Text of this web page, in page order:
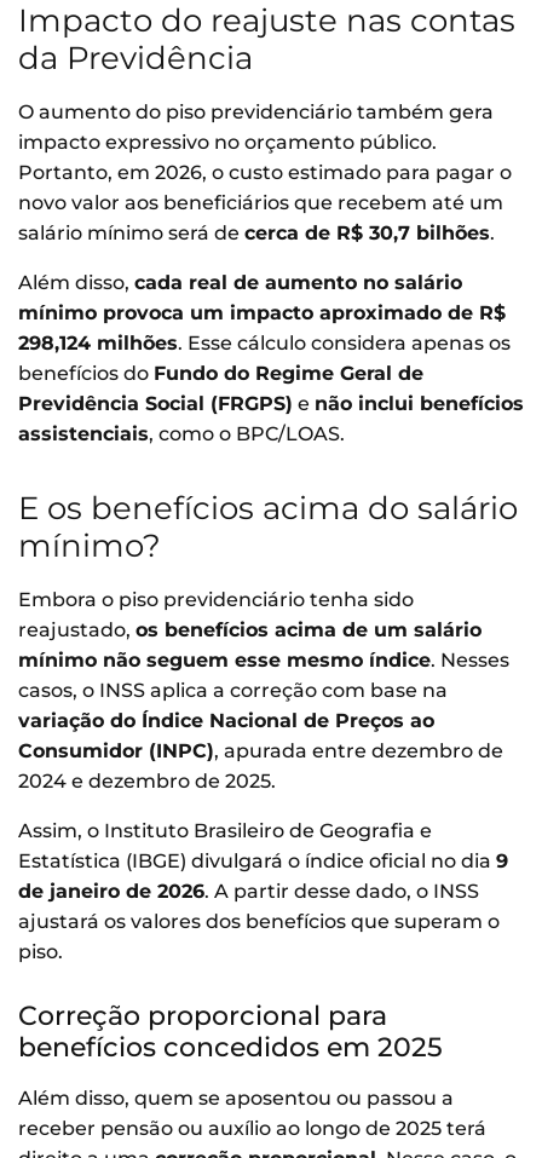
Impacto do reajuste nas contas
da Previdência
O aumento do piso previdenciário também gera
impacto expressivo no orçamento público.
Portanto, em 2026, o custo estimado para pagar o
novo valor aos beneficiários que recebem até um
salário mínimo será de cerca de R$ 30,7 bilhões.
Além disso, cada real de aumento no salário
mínimo provoca um impacto aproximado de R$
298,124 milhões. Esse cálculo considera apenas os
benefícios do Fundo do Regime Geral de
Previdência Social (FRGPS) e não inclui benefícios
assistenciais, como o BPC/LOAS.
E os benefícios acima do salário
mínimo?
Embora o piso previdenciário tenha sido
reajustado, os benefícios acima de um salário
mínimo não seguem esse mesmo índice. Nesses
casos, o INSS aplica a correção com base na
variação do Índice Nacional de Preços ao
Consumidor (INPC), apurada entre dezembro de
2024 e dezembro de 2025.
Assim, o Instituto Brasileiro de Geografia e
Estatística (IBGE) divulgará o índice oficial no dia 9
de janeiro de 2026. A partir desse dado, o INSS
ajustará os valores dos benefícios que superam o
piso.
Correção proporcional para
benefícios concedidos em 2025
Além disso, quem se aposentou ou passou a
receber pensão ou auxílio ao longo de 2025 terá